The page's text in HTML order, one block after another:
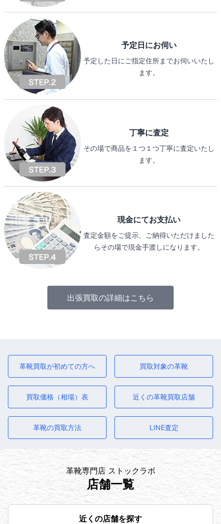
予定日にお伺い
予定した日にご指定住所までお伺いいたし
ます。
丁寧に査定
その場で商品を１つ１つ丁寧に査定いたし
ます。
現金にてお支払い
査定金額をご提示、ご納得いただけました
らその場で現金手渡しになります。
出張買取の詳細はこちら
革靴買取が初めての方へ 買取対象の革靴
買取価格（相場）表 近くの革靴買取店舗
革靴の買取方法 LINE査定
革靴専門店 ストックラボ
店舗一覧
近くの店舗を探す